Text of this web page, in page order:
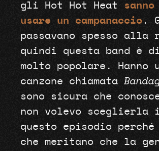
gli Hot Hot Heat
sanno
usare un campanaccio.
passavano spesso alla
quindi questa band è
molto popolare. Hanno
canzone chiamata
sono sicura che
non volevo sceglierla
questo episodio perché
che meritano che la